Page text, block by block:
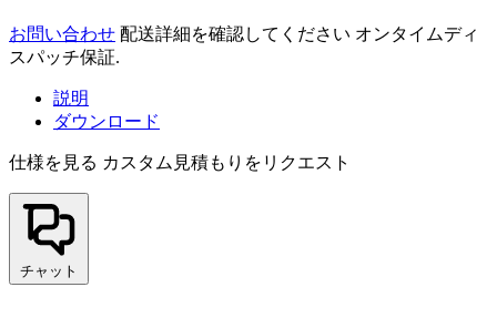
お問い合わせ 配送詳細を確認してください オンタイムディ
スパッチ保証.
説明
ダウンロード
仕様を見る カスタム見積もりをリクエスト
チャット